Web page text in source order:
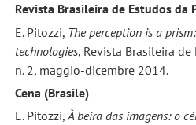
Revista Brasileira de Estudos da
E. Pitozzi, The perception is a
technologies, Revista Brasileira de
n. 2, maggio-dicembre 2014.
Cena (Brasile)
E. Pitozzi,À beira das imagens: o